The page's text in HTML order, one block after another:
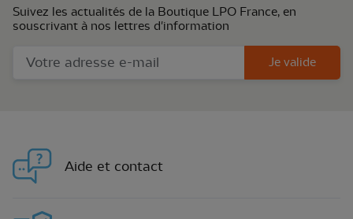
Suivez les actualités de la Boutique LPO France, en
souscrivant à nos lettres d'information
Je valide
Aide et contact